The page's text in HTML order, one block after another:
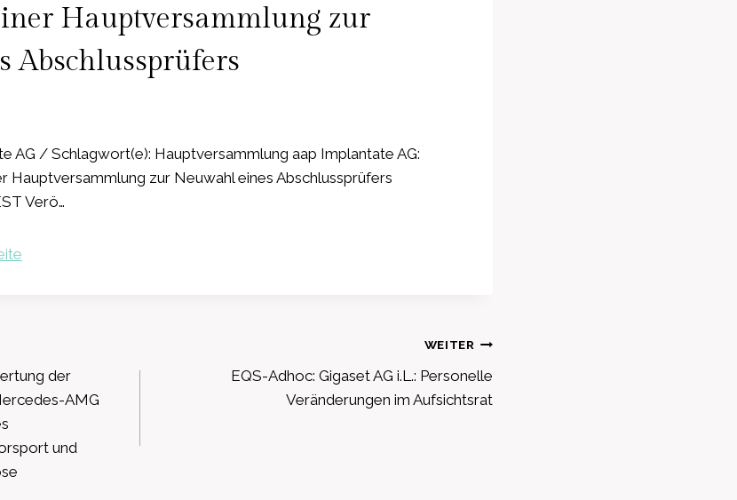
Hauptversammlung zur
Abschlussprüfers
AG / Schlagwort(e): Hauptversammlung aap Implantate AG:
Hauptversammlung zur Neuwahl eines Abschlussprüfers
Verö…
der
AMG
und
WEITER
EQS-Adhoc: Gigaset AG i.L.: Personelle
Veränderungen im Aufsichtsrat